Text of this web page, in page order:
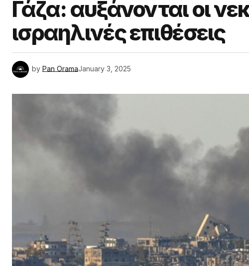
Γάζα: αυξάνονται οι
ισραηλινές επιθέσεις
by Pan OramaJanuary 3, 2025